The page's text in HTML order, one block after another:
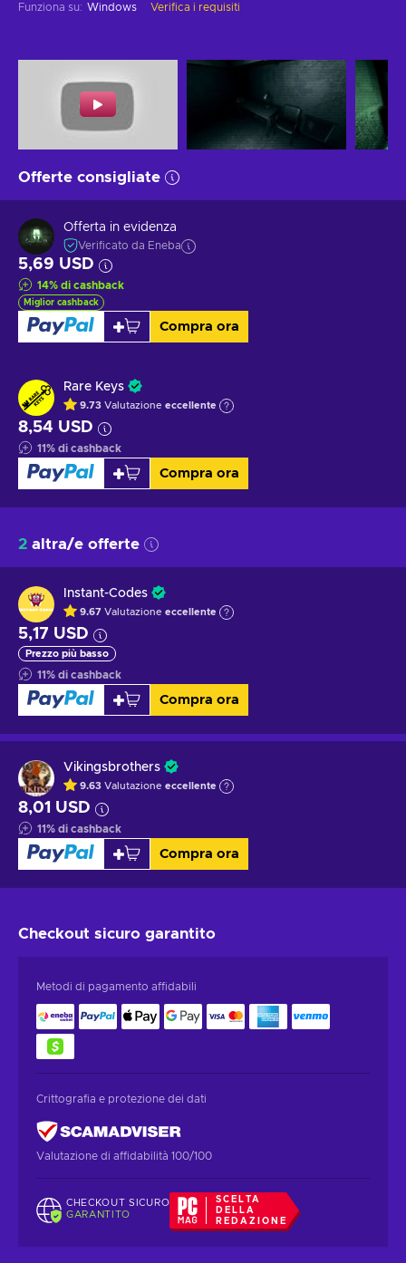
Funziona su: Windows Verifica i requisiti
Offerte consigliate
Offerta in evidenza
Verificato da Eneba
5,69 USD
14% di cashback
Miglior cashback
Compra ora
Rare Keys
9.73 Valutazione eccellente
8,54 USD
11% di cashback
Compra ora
2 altra/e offerte
Instant-Codes
9.67 Valutazione eccellente
5,17 USD
Prezzo più basso
11% di cashback
Compra ora
Vikingsbrothers
9.63 Valutazione eccellente
8,01 USD
11% di cashback
Compra ora
Checkout sicuro garantito
Metodi di pagamento affidabili
Crittografia e protezione dei dati
Valutazione di affidabilità 100/100
CHECKOUT SICURO
GARANTITO
SCELTA
DELLA
REDAZIONE